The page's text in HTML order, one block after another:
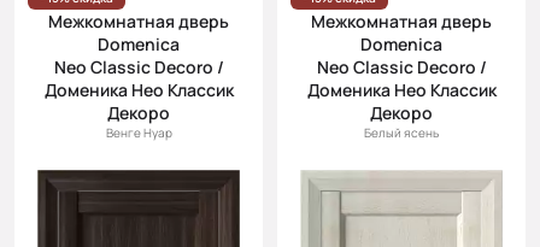
Межкомнатная дверь
Domenica
Neo Classic Decoro /
Доменика Нео Классик
Декоро
Венге Нуар
Межкомнатная дверь
Domenica
Neo Classic Decoro /
Доменика Нео Классик
Декоро
Белый ясень